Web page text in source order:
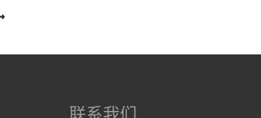
联系我们